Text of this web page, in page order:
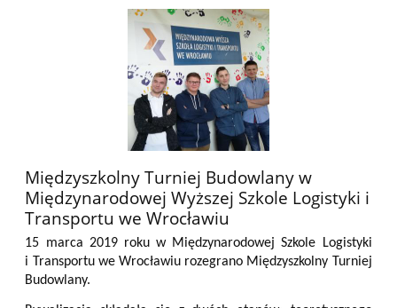
Międzyszkolny Turniej Budowlany w
Międzynarodowej Wyższej Szkole Logistyki i
Transportu we Wrocławiu
15 marca 2019 roku w Międzynarodowej Szkole Logistyki
i Transportu we Wrocławiu rozegrano Międzyszkolny Turniej
Budowlany.